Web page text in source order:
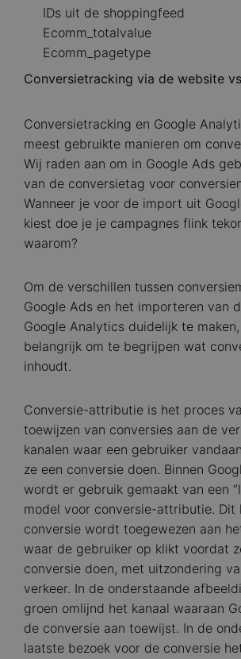
IDs uit de shoppingfeed
Ecomm_totalvalue
Ecomm_pagetype
Conversietracking via de website
Conversietracking en Google
meest gebruikte manieren om
Wij raden aan om in Google Ads
van de conversietag voor
Wanneer je voor de import uit
kiest doe je je campagnes flink
waarom?
Om de verschillen tussen
Google Ads en het importeren van
Google Analytics duidelijk te
belangrijk om te begrijpen wat
inhoudt.
Conversie-attributie is het proces
toewijzen van conversies aan de
kanalen waar een gebruiker
ze een conversie doen. Binnen
wordt er gebruik gemaakt van een
model voor conversie-attributie. Dit
conversie wordt toegewezen aan
waar de gebruiker op klikt voordat
conversie doen, met uitzondering
verkeer. In de onderstaande
groen omlijnd het kanaal waaraan
de conversie aan toewijst. In de
laatste bezoek voor de conversie het